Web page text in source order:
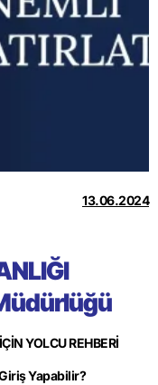
13.06.2024
YOLCU REHBERİ
Giriş Yapabilir?